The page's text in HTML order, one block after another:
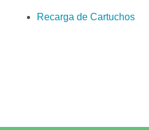
Recarga de Cartuchos